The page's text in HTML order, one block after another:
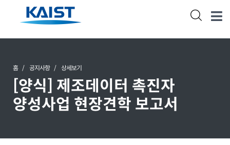
홈 공지사항 상세보기
[양식] 제조데이터 촉진자
양성사업 현장견학 보고서